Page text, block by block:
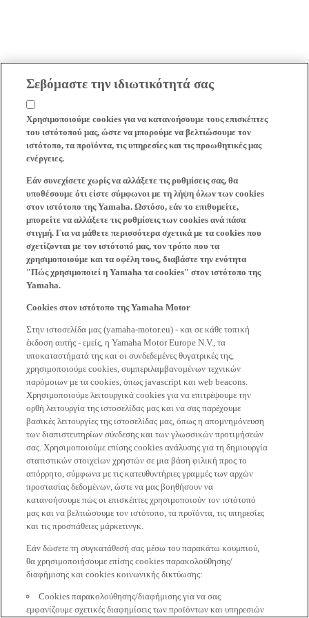
Σεβόμαστε την ιδιωτικότητά σας
Χρησιμοποιούμε cookies για να κατανοήσουμε τους επισκέπτες
του ιστότοπού μας, ώστε να μπορούμε να βελτιώσουμε τον
ιστότοπο, τα προϊόντα, τις υπηρεσίες και τις προωθητικές μας
ενέργειες.
Εάν συνεχίσετε χωρίς να αλλάξετε τις ρυθμίσεις σας, θα
υποθέσουμε ότι είστε σύμφωνοι με τη λήψη όλων των cookies
στον ιστότοπο της Yamaha. Ωστόσο, εάν το επιθυμείτε,
μπορείτε να αλλάξετε τις ρυθμίσεις των cookies ανά πάσα
στιγμή. Για να μάθετε περισσότερα σχετικά με τα cookies που
σχετίζονται με τον ιστότοπό μας, τον τρόπο που τα
χρησιμοποιούμε και τα οφέλη τους, διαβάστε την ενότητα
"Πώς χρησιμοποιεί η Yamaha τα cookies" στον ιστότοπο της
Yamaha.
Cookies στον ιστότοπο της Yamaha Motor
Στην ιστοσελίδα μας (yamaha-motor.eu) - και σε κάθε τοπική
έκδοση αυτής - εμείς, η Yamaha Motor Europe N.V., τα
υποκαταστήματά της και οι συνδεδεμένες θυγατρικές της,
χρησιμοποιούμε cookies, συμπεριλαμβανομένων τεχνικών
παρόμοιων με τα cookies, όπως javascript και web beacons.
Χρησιμοποιούμε λειτουργικά cookies για να επιτρέψουμε την
ορθή λειτουργία της ιστοσελίδας μας και να σας παρέχουμε
βασικές λειτουργίες της ιστοσελίδας μας, όπως η απομνημόνευση
των διαπιστευτηρίων σύνδεσης και των γλωσσικών προτιμήσεών
σας. Χρησιμοποιούμε επίσης cookies ανάλυσης για τη δημιουργία
στατιστικών στοιχείων χρηστών σε μια βάση φιλική προς το
απόρρητο, σύμφωνα με τις κατευθυντήριες γραμμές των αρχών
προστασίας δεδομένων, ώστε να μας βοηθήσουν να
κατανοήσουμε πώς οι επισκέπτες χρησιμοποιούν τον ιστότοπό
μας και να βελτιώσουμε τον ιστότοπο, τα προϊόντα, τις υπηρεσίες
και τις προσπάθειες μάρκετινγκ.
Εάν δώσετε τη συγκατάθεσή σας μέσω του παρακάτω κουμπιού,
θα χρησιμοποιήσουμε επίσης cookies παρακολούθησης/
διαφήμισης και cookies κοινωνικής δικτύωσης:
Cookies παρακολούθησης/διαφήμισης για να σας
εμφανίζουμε σχετικές διαφημίσεις των προϊόντων και υπηρεσιών